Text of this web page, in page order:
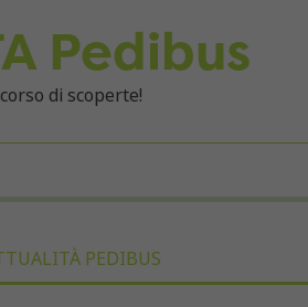
Pedibus
di scoperte!
PEDIBUS